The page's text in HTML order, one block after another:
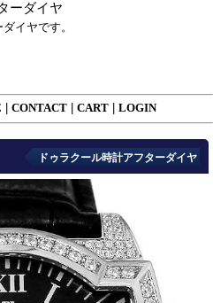
ーダイヤ
イヤです。
CONTACT CART LOGIN
ドゥラクール時計アフターダイヤ